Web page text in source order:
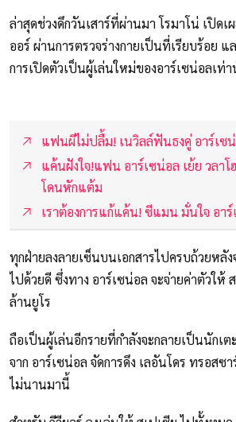
ล่าสุดช่วงดึกวันเสาร์ที่ผ่านมา โรมาโน่ เปิด
ออร์ ผ่านการตรวจร่างกายเป็นที่เรียบร้อย
การเปิดตัวเป็นผู้เล่นใหม่ของอาร์เซน่อลเท่
แฟนผีไม่ปลื้ม! เนวิลล์ฟันธงคู่ อาร์เซ
แค้นฝังใจ!แฟน อาร์เซน่อล เย้ย วลาโ
โดนหักแต้ม
เราต้องการแก้แค้น! ซีแมน มั่นใจ อา
ทุกฝ่ายลงลายเซ็นบนเอกสารไปครบถ้วยหลั
ไปด้วยดี ซึ่งทาง อาร์เซน่อล จะจ่ายค่าตัวให้
ล้านยูโร
ถือเป็นผู้เล่นอีกรายที่กำลังจะกลายเป็นนักเ
จาก อาร์เซน่อล จัดการดึง เลอันโดร ทรอสซ
ไม่นานมานี้